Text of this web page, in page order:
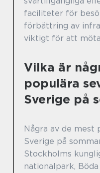
faciliteter för
förbättring av
viktigt för att möta
Vilka är
populära
Sverige på
Några av de mest
Sverige på
Stockholms
nationalpark,